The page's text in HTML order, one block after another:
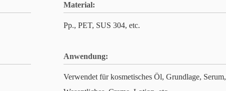
Material:
Pp., PET, SUS 304, etc.
Anwendung:
Verwendet für kosmetisches Öl, Grundlage, Serum,